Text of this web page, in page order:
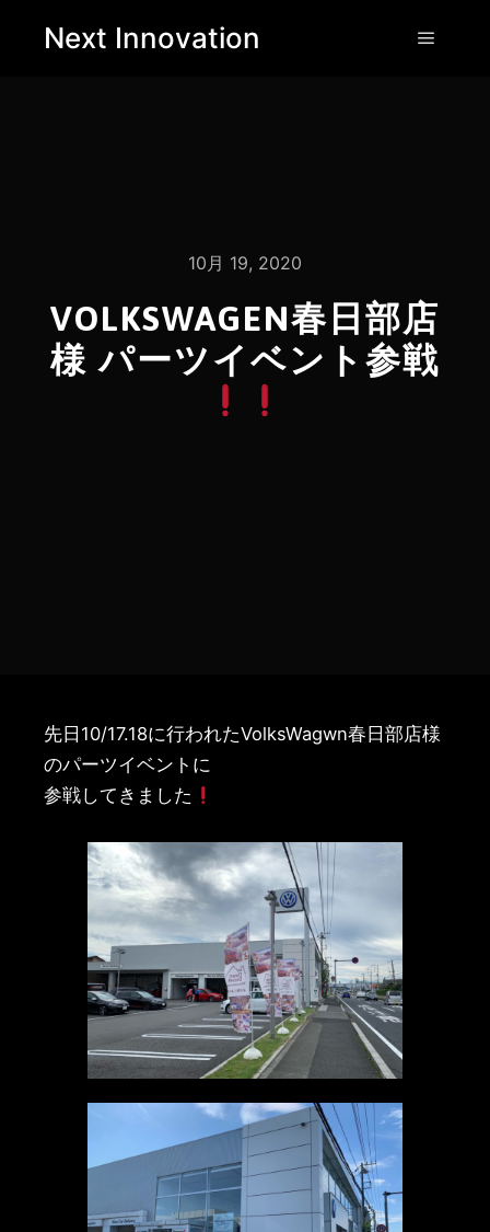
Next Innovation
10月 19, 2020
VOLKSWAGEN春日部店
様 パーツイベント参戦
先日10/17.18に行われたVolksWagwn春日部店様
のパーツイベントに
参戦してきました